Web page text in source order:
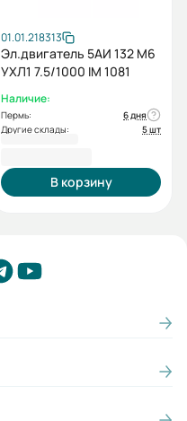
01.01.218313
Эл.двигатель 5АИ 132 М6
УХЛ1 7.5/1000 IM 1081
Наличие:
Пермь:
6 дня
Другие склады:
5 шт
В корзину